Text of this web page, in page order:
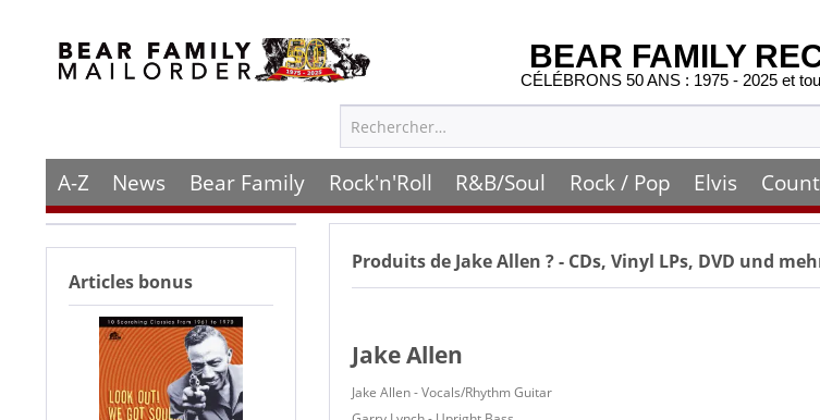
BEAR FAMILY
CÉLÉBRONS 50 ANS : 1975 - 2025 et
A-Z News Bear Family Rock'n'Roll R&B/Soul Rock / Pop Elvis
Articles bonus
Produits de Jake Allen ? - CDs, Vinyl LPs, DVD und
Jake Allen
Jake Allen - Vocals/Rhythm Guitar